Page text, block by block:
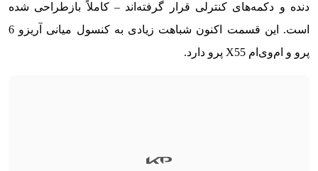
دنده و دکمه‌های کنترلی قرار گرفته‌اند – کاملاً بازطراحی شده
است. این قسمت اکنون شباهت زیادی به کنسول میانی آریزو 6
پرو و ام‌وی‌ام X55 پرو دارد.